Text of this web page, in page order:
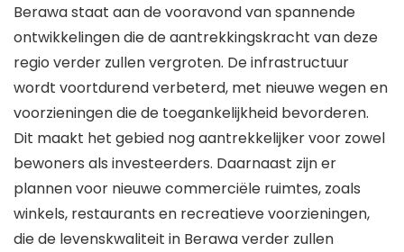
Berawa staat aan de vooravond van spannende
ontwikkelingen die de aantrekkingskracht van deze
regio verder zullen vergroten. De infrastructuur
wordt voortdurend verbeterd, met nieuwe wegen en
voorzieningen die de toegankelijkheid bevorderen.
Dit maakt het gebied nog aantrekkelijker voor zowel
bewoners als investeerders. Daarnaast zijn er
plannen voor nieuwe commerciële ruimtes, zoals
winkels, restaurants en recreatieve voorzieningen,
die de levenskwaliteit in Berawa verder zullen